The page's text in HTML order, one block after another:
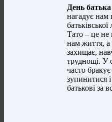
День батька
нагадує нам
Тато – це не
нам життя, а
захищає,
труднощі. У
часто
зупинитися
батькові за